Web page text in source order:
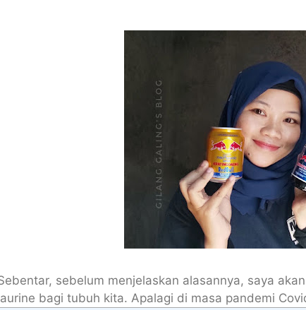
sebelum menjelaskan alasannya, saya
bagi tubuh kita. Apalagi di masa pandemi